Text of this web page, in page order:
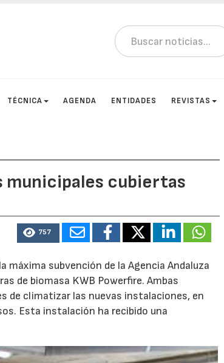
TÉCNICA AGENDA ENTIDADES REVISTAS
municipales cubiertas
757
máxima subvención de la Agencia Andaluza
de biomasa KWB Powerfire. Ambas
de climatizar las nuevas instalaciones, en
Esta instalación ha recibido una